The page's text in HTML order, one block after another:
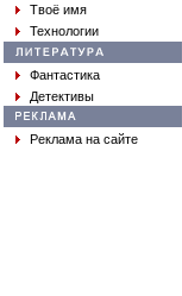
Твоё имя
Технологии
Фантастика
Детективы
Реклама на сайте